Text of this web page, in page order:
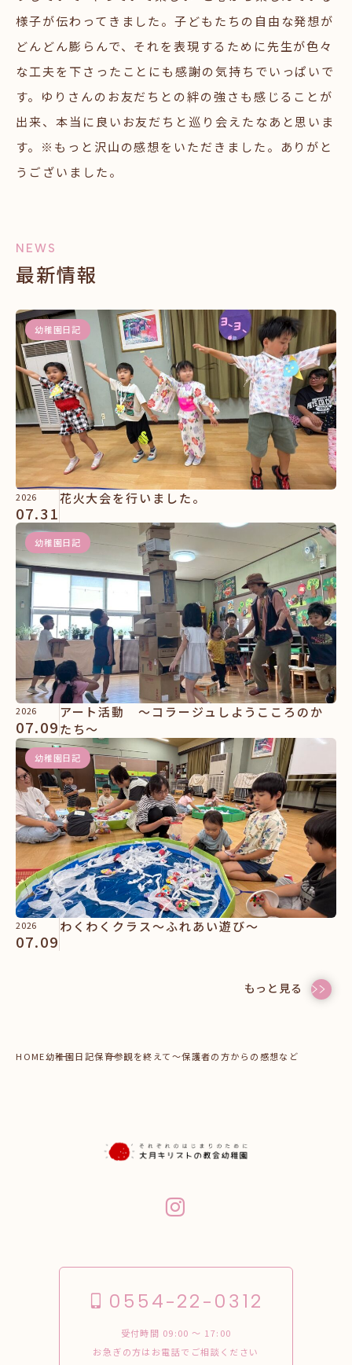
様子が伝わってきました。子どもたちの自由な発想が
どんどん膨らんで、それを表現するために先生が色々
な工夫を下さったことにも感謝の気持ちでいっぱいで
す。ゆりさんのお友だちとの絆の強さも感じることが
出来、本当に良いお友だちと巡り会えたなあと思いま
す。※もっと沢山の感想をいただきました。ありがと
うございました。
NEWS
最新情報
幼稚園日記
2026
07.31
花火大会を行いました。
幼稚園日記
2026
07.09
アート活動 ～コラージュしようこころのか
たち～
幼稚園日記
2026
07.09
わくわくクラス～ふれあい遊び～
もっと見る
HOME幼稚園日記保育参観を終えて～保護者の方からの感想など
0554-22-0312
受付時間 09:00 〜 17:00
お急ぎの方はお電話でご相談ください